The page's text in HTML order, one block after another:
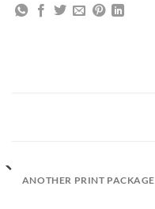
ANOTHER PRINT PACKAGE